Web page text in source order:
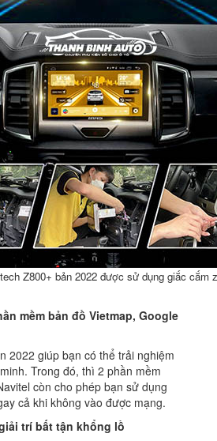
Z800+ bản 2022 được sử dụng giắc cắm
mềm bản đồ Vietmap, Google
2022 giúp bạn có thể trải nghiệm
Trong đó, thì 2 phần mềm
còn cho phép bạn sử dụng
cả khi không vào được mạng.
trí bất tận khổng lồ